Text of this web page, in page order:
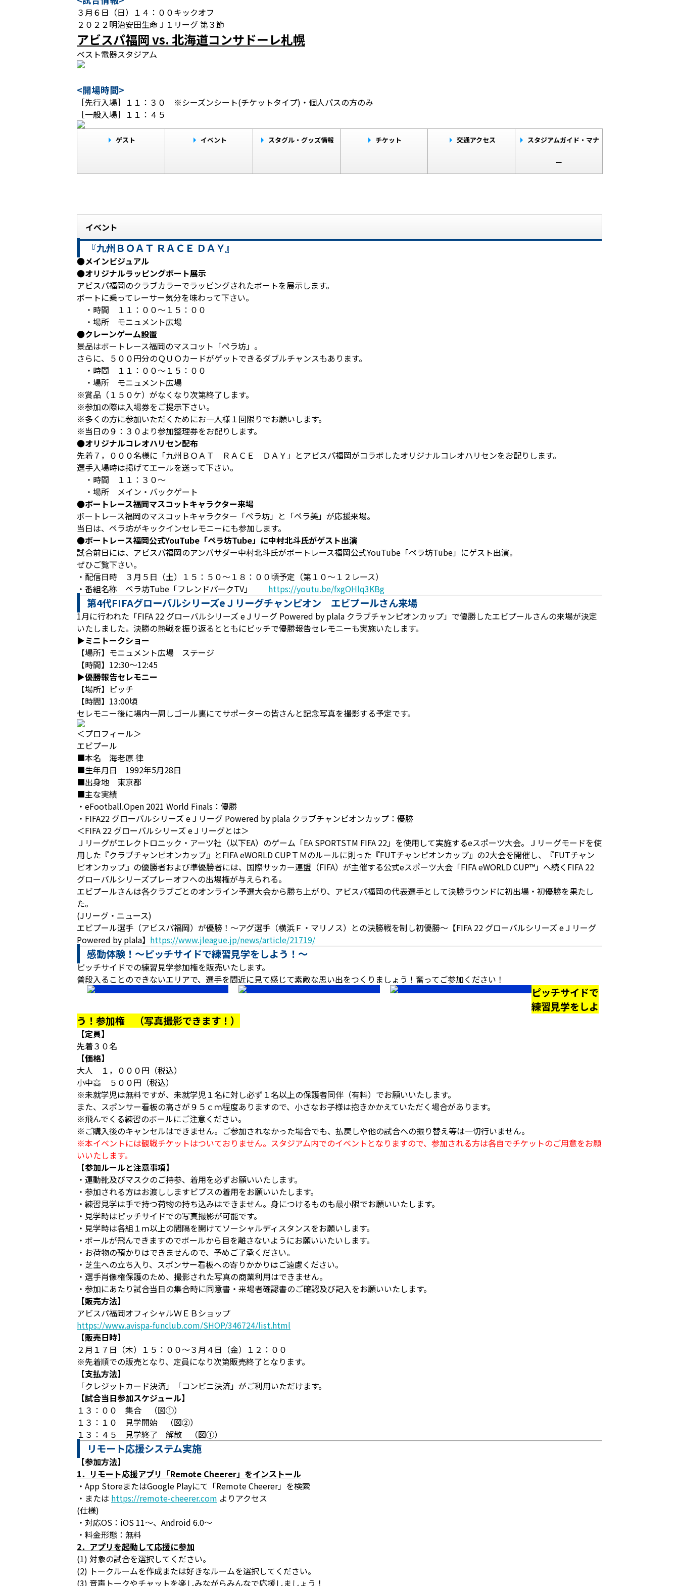
３月６日（日）１４：００キックオフ
２０２２明治安田生命Ｊ１リーグ 第３節
アビスパ福岡 vs. 北海道コンサドーレ札幌
ベスト電器スタジアム
<開場時間>
［先行入場］１１：３０ ※シーズンシート(チケットタイプ)・個人パスの方のみ
［一般入場］１１：４５
ゲスト イベント スタグル・グッズ情報 チケット 交通アクセス スタジアムガイド・マナ
ー
イベント
『九州ＢＯＡＴ ＲＡＣＥ ＤＡＹ』
●メインビジュアル
●オリジナルラッピングボート展示
アビスパ福岡のクラブカラーでラッピングされたボートを展示します。
ボートに乗ってレーサー気分を味わって下さい。
・時間 １１：００～１５：００
・場所 モニュメント広場
●クレーンゲーム設置
景品はボートレース福岡のマスコット「ペラ坊」。
さらに、５００円分のＱＵＯカードがゲットできるダブルチャンスもあります。
・時間 １１：００～１５：００
・場所 モニュメント広場
※賞品（１５０ケ）がなくなり次第終了します。
※参加の際は入場券をご提示下さい。
※多くの方に参加いただくためにお一人様１回限りでお願いします。
※当日の９：３０より参加整理券をお配りします。
●オリジナルコレオハリセン配布
先着７，０００名様に「九州ＢＯＡＴ ＲＡＣＥ ＤＡＹ」とアビスパ福岡がコラボしたオリジナルコレオハリセンをお配りします。
選手入場時は掲げてエールを送って下さい。
・時間 １１：３０～
・場所 メイン・バックゲート
●ボートレース福岡マスコットキャラクター来場
ボートレース福岡のマスコットキャラクター「ペラ坊」と「ペラ美」が応援来場。
当日は、ペラ坊がキックインセレモニーにも参加します。
●ボートレース福岡公式YouTube「ペラ坊Tube」に中村北斗氏がゲスト出演
試合前日には、アビスパ福岡のアンバサダー中村北斗氏がボートレース福岡公式YouTube「ペラ坊Tube」にゲスト出演。
ぜひご覧下さい。
・配信日時 ３月５日（土）１５：５０～１８：００頃予定（第１０～１２レース）
・番組名称 ペラ坊Tube「フレンドパークTV」 https://youtu.be/fxgOHlq3KBg
第4代FIFAグローバルシリーズeＪリーグチャンピオン エビプールさん来場
1月に行われた「FIFA 22 グローバルシリーズ eＪリーグ Powered by plala クラブチャンピオンカップ」で優勝したエビプールさんの来場が決定
いたしました。決勝の熱戦を振り返るとともにピッチで優勝報告セレモニーも実施いたします。
▶ミニトークショー
【場所】モニュメント広場 ステージ
【時間】12:30～12:45
▶優勝報告セレモニー
【場所】ピッチ
【時間】13:00頃
セレモニー後に場内一周しゴール裏にてサポーターの皆さんと記念写真を撮影する予定です。
＜プロフィール＞
エビプール
■本名 海老原 律
■生年月日 1992年5月28日
■出身地 東京都
■主な実績
・eFootball.Open 2021 World Finals：優勝
・FIFA22 グローバルシリーズ eＪリーグ Powered by plala クラブチャンピオンカップ：優勝
＜FIFA 22 グローバルシリーズ eＪリーグとは＞
Ｊリーグがエレクトロニック・アーツ社（以下EA）のゲーム「EA SPORTSTM FIFA 22」を使用して実施するeスポーツ大会。Ｊリーグモードを使
用した『クラブチャンピオンカップ』とFIFA eWORLD CUPＴＭのルールに則った『FUTチャンピオンカップ』の2大会を開催し、『FUTチャン
ピオンカップ』の優勝者および準優勝者には、国際サッカー連盟（FIFA）が主催する公式eスポーツ大会「FIFA eWORLD CUP™」へ続くFIFA 22
グローバルシリーズプレーオフへの出場権が与えられる。
エビプールさんは各クラブごとのオンライン予選大会から勝ち上がり、アビスパ福岡の代表選手として決勝ラウンドに初出場・初優勝を果たし
た。
(Jリーグ・ニュース)
エビプール選手（アビスパ福岡）が優勝！～アグ選手（横浜Ｆ・マリノス）との決勝戦を制し初優勝～【FIFA 22 グローバルシリーズ eＪリーグ
Powered by plala】 https://www.jleague.jp/news/article/21719/
感動体験！～ピッチサイドで練習見学をしよう！～
ピッチサイドでの練習見学参加権を販売いたします。
普段入ることのできないエリアで、選手を間近に見て感じて素敵な思い出をつくりましょう！奮ってご参加ください！
ピッチサイドで
練習見学をしよ
う！参加権 （写真撮影できます！）
【定員】
先着３０名
【価格】
大人 １，０００円（税込）
小中高 ５００円（税込）
※未就学児は無料ですが、未就学児１名に対し必ず１名以上の保護者同伴（有料）でお願いいたします。
また、スポンサー看板の高さが９５ｃｍ程度ありますので、小さなお子様は抱きかかえていただく場合があります。
※飛んでくる練習のボールにご注意ください。
※ご購入後のキャンセルはできません。ご参加されなかった場合でも、払戻しや他の試合への振り替え等は一切行いません。
※本イベントには観戦チケットはついておりません。スタジアム内でのイベントとなりますので、参加される方は各自でチケットのご用意をお願
いいたします。
【参加ルールと注意事項】
・運動靴及びマスクのご持参、着用を必ずお願いいたします。
・参加される方はお渡ししますビブスの着用をお願いいたします。
・練習見学は手で持つ荷物の持ち込みはできません。身につけるものも最小限でお願いいたします。
・見学時はピッチサイドでの写真撮影が可能です。
・見学時は各組１ｍ以上の間隔を開けてソーシャルディスタンスをお願いします。
・ボールが飛んできますのでボールから目を離さないようにお願いいたいします。
・お荷物の預かりはできませんので、予めご了承ください。
・芝生への立ち入り、スポンサー看板への寄りかかりはご遠慮ください。
・選手肖像権保護のため、撮影された写真の商業利用はできません。
・参加にあたり試合当日の集合時に同意書・来場者確認書のご確認及び記入をお願いいたします。
【販売方法】
アビスパ福岡オフィシャルＷＥＢショップ
https://www.avispa-funclub.com/SHOP/346724/list.html
【販売日時】
２月１７日（木）１５：００～３月４日（金）１２：００
※先着順での販売となり、定員になり次第販売終了となります。
【支払方法】
「クレジットカード決済」「コンビニ決済」がご利用いただけます。
【試合当日参加スケジュール】
１３：００ 集合 （図①）
１３：１０ 見学開始 （図②）
１３：４５ 見学終了 解散 （図①）
リモート応援システム実施
【参加方法】
1．リモート応援アプリ「Remote Cheerer」をインストール
・App StoreまたはGoogle Playにて「Remote Cheerer」を検索
・または https://remote-cheerer.com よりアクセス
(仕様)
・対応OS：iOS 11～、Android 6.0～
・料金形態：無料
2．アプリを起動して応援に参加
(1) 対象の試合を選択してください。
(2) トークルームを作成または好きなルームを選択してください。
(3) 音声トークやチャットを楽しみながらみんなで応援しましょう！